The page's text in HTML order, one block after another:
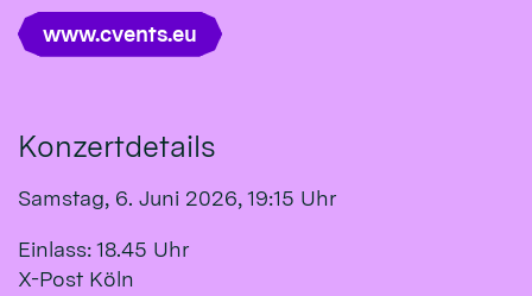
www.cvents.eu
Konzertdetails
Samstag, 6. Juni 2026, 19:15 Uhr
Einlass: 18.45 Uhr
X-Post Köln